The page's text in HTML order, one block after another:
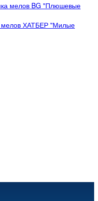
мелов BG "Плюшевые
мелов ХАТБЕР "Милые